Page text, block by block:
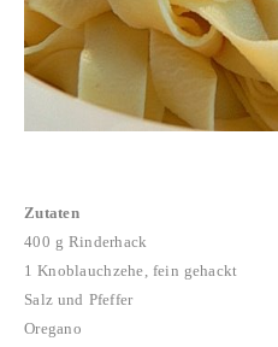
Zutaten
400 g Rinderhack
1 Knoblauchzehe, fein gehackt
Salz und Pfeffer
Oregano